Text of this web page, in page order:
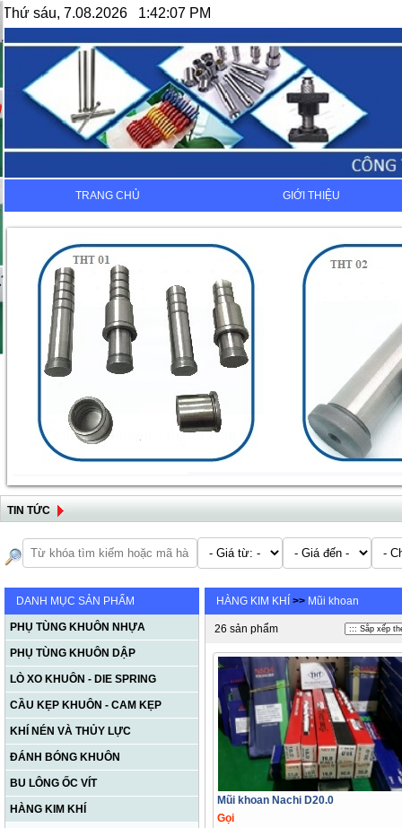
Thứ sáu, 7.08.2026 1:42:07 PM
TRANG CHỦ GIỚI THIỆU
TIN TỨC
DANH MỤC SẢN PHẨM
PHỤ TÙNG KHUÔN NHỰA
PHỤ TÙNG KHUÔN DẬP
LÒ XO KHUÔN - DIE SPRING
CẦU KẸP KHUÔN - CAM KẸP
KHÍ NÉN VÀ THỦY LỰC
ĐÁNH BÓNG KHUÔN
BU LÔNG ỐC VÍT
HÀNG KIM KHÍ
HÀNG KIM KHÍ >> Mũi khoan
26 sản phẩm
Mũi khoan Nachi D20.0
Gọi